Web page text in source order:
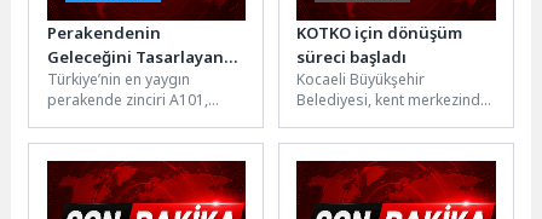
Perakendenin
Geleceğini Tasarlayan
Girişimler A101’de
Buluşuyor
Türkiye’nin en yaygın
perakende zinciri A101,
bırakacak
startup’ları “Girişim
101” programı kapsamında
bir araya...
KOTKO için dönüşüm
süreci başladı
Kocaeli Büyükşehir
Belediyesi, kent merkezinde
önemli bir sorunu daha
çözüme kavuşturuyor. Bu...